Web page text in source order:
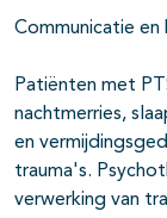
Communicatie
Patiënten met
nachtmerries,
en
trauma's.
verwerking van